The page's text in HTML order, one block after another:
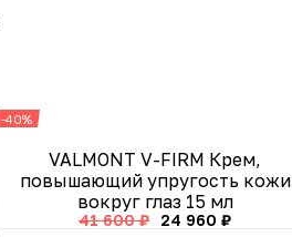
-40%
VALMONT V-FIRM Крем,
повышающий упругость кожи
вокруг глаз 15 мл
41 600 ₽
24 960 ₽